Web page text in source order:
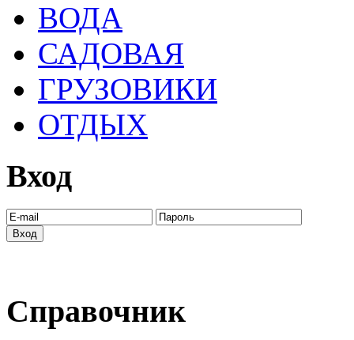
ВОДА
САДОВАЯ
ГРУЗОВИКИ
ОТДЫХ
Вход
Справочник